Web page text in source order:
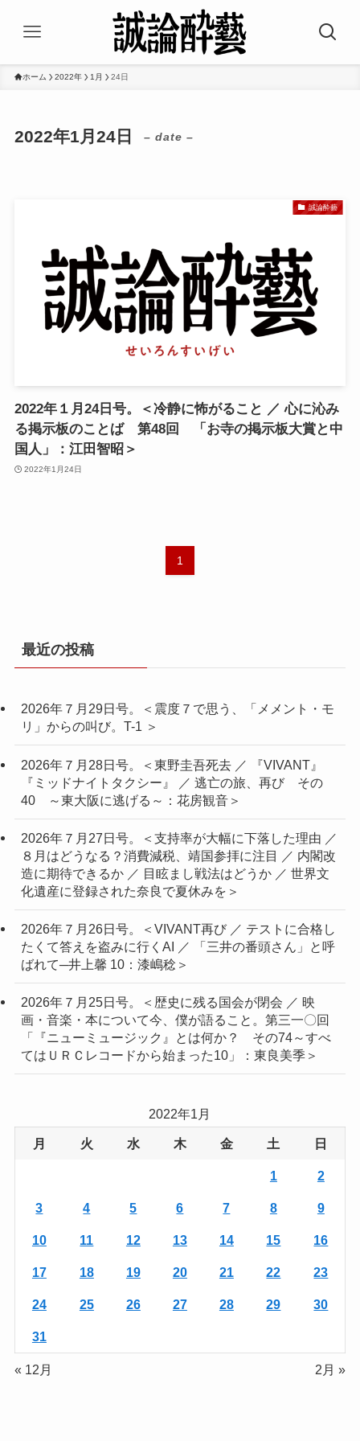
ホーム 2022年 1月 24日
2022年1月24日 – date –
誠論酔藝
2022年１月24日号。＜冷静に怖がること ／ 心に沁み
る掲示板のことば 第48回 「お寺の掲示板大賞と中
国人」：江田智昭＞
2022年1月24日
1
最近の投稿
2026年７月29日号。＜震度７で思う、「メメント・モ
リ」からの叫び。T-1 ＞
2026年７月28日号。＜東野圭吾死去 ／ 『VIVANT』
『ミッドナイトタクシー』 ／ 逃亡の旅、再び その
40 ～東大阪に逃げる～：花房観音＞
2026年７月27日号。＜支持率が大幅に下落した理由 ／
８月はどうなる？消費減税、靖国参拝に注目 ／ 内閣改
造に期待できるか ／ 目眩まし戦法はどうか ／ 世界文
化遺産に登録された奈良で夏休みを＞
2026年７月26日号。＜VIVANT再び ／ テストに合格し
たくて答えを盗みに行くAI ／ 「三井の番頭さん」と呼
ばれて─井上馨 10：漆嶋稔＞
2026年７月25日号。＜歴史に残る国会が閉会 ／ 映
画・音楽・本について今、僕が語ること。第三一〇回
「『ニューミュージック』とは何か？ その74～すべ
てはＵＲＣレコードから始まった10」：東良美季＞
2022年1月
月 火 水 木 金 土 日
1 2
3 4 5 6 7 8 9
10 11 12 13 14 15 16
17 18 19 20 21 22 23
24 25 26 27 28 29 30
31
« 12月 2月 »